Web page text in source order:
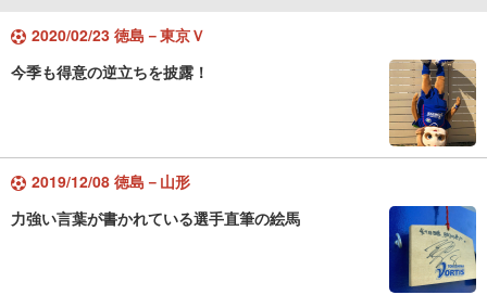
2020/02/23 徳島－東京Ｖ
今季も得意の逆立ちを披露！
2019/12/08 徳島－山形
力強い言葉が書かれている選手直筆の絵馬